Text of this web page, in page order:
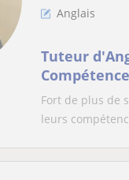
Anglais
Tuteur
Fort de plus de
leurs